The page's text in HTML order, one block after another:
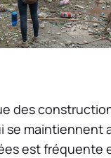
des
se maintiennent
est fréquente